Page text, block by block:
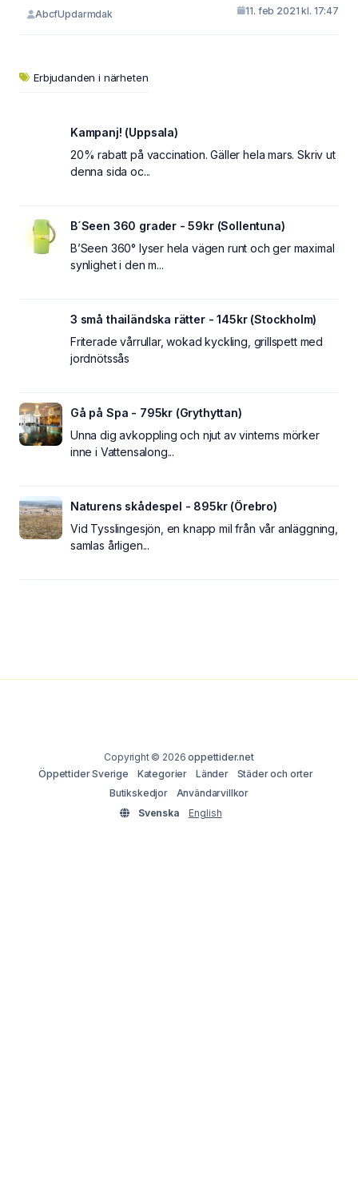
AbcfUpdarmdak 11. feb 2021 kl. 17:47
Erbjudanden i närheten
Kampanj! (Uppsala)
20% rabatt på vaccination. Gäller hela mars. Skriv ut
denna sida oc...
B´Seen 360 grader - 59kr (Sollentuna)
B’Seen 360° lyser hela vägen runt och ger maximal
synlighet i den m...
3 små thailändska rätter - 145kr (Stockholm)
Friterade vårrullar, wokad kyckling, grillspett med
jordnötssås
Gå på Spa - 795kr (Grythyttan)
Unna dig avkoppling och njut av vinterns mörker
inne i Vattensalong...
Naturens skådespel - 895kr (Örebro)
Vid Tysslingesjön, en knapp mil från vår anläggning,
samlas årligen...
Copyright © 2026oppettider.net
Öppettider Sverige
Kategorier Länder
Städer och orter
Butikskedjor
Användarvillkor
Svenska
English